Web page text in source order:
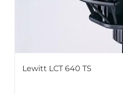
Lewitt LCT 640 TS